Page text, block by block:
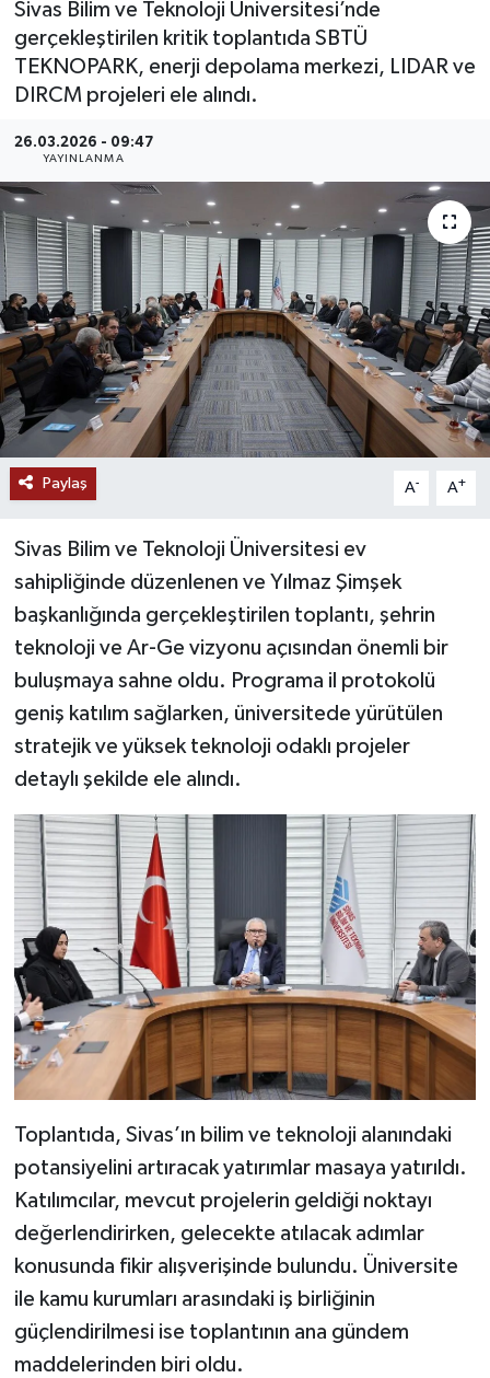
Sivas Bilim ve Teknoloji Üniversitesi’nde
gerçekleştirilen kritik toplantıda SBTÜ
TEKNOPARK, enerji depolama merkezi, LIDAR ve
DIRCM projeleri ele alındı.
26.03.2026 - 09:47
YAYINLANMA
Paylaş A- A+
Sivas Bilim ve Teknoloji Üniversitesi ev
sahipliğinde düzenlenen ve Yılmaz Şimşek
başkanlığında gerçekleştirilen toplantı, şehrin
teknoloji ve Ar-Ge vizyonu açısından önemli bir
buluşmaya sahne oldu. Programa il protokolü
geniş katılım sağlarken, üniversitede yürütülen
stratejik ve yüksek teknoloji odaklı projeler
detaylı şekilde ele alındı.
Toplantıda, Sivas’ın bilim ve teknoloji alanındaki
potansiyelini artıracak yatırımlar masaya yatırıldı.
Katılımcılar, mevcut projelerin geldiği noktayı
değerlendirirken, gelecekte atılacak adımlar
konusunda fikir alışverişinde bulundu. Üniversite
ile kamu kurumları arasındaki iş birliğinin
güçlendirilmesi ise toplantının ana gündem
maddelerinden biri oldu.
MAGAZİN
ÖZEL HABER
RESMİ İLANLAR
SAĞLIK
SİYASET
SOSYAL YARDIMLAR
SPONSORLU YAZI
SPOR
TEKNOLOJİ
YAŞAM